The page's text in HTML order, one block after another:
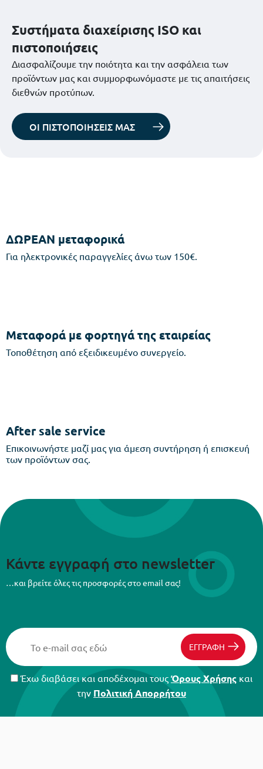
Συστήματα διαχείρισης ISO και
πιστοποιήσεις
Διασφαλίζουμε την ποιότητα και την ασφάλεια των
προϊόντων μας και συμμορφωνόμαστε με τις απαιτήσεις
διεθνών προτύπων.
ΟΙ ΠΙΣΤΟΠΟΙΗΣΕΙΣ ΜΑΣ
ΔΩΡΕΑΝ μεταφορικά
Για ηλεκτρονικές παραγγελίες άνω των 150€.
Μεταφορά με φορτηγά της εταιρείας
Τοποθέτηση από εξειδικευμένο συνεργείο.
After sale service
Επικοινωνήστε μαζί μας για άμεση συντήρηση ή επισκευή
των προϊόντων σας.
Κάντε εγγραφή στο newsletter
…και βρείτε όλες τις προσφορές στο email σας!
ΕΓΓΡΑΦΗ
Έχω διαβάσει και αποδέχομαι τους Όρους Χρήσης και
την Πολιτική Απορρήτου